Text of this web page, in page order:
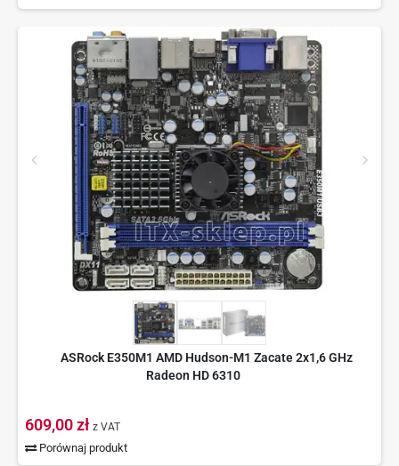
ASRock E350M1 AMD Hudson-M1 Zacate 2x1,6 GHz
Radeon HD 6310
609,00 zł z VAT
Porównaj produkt